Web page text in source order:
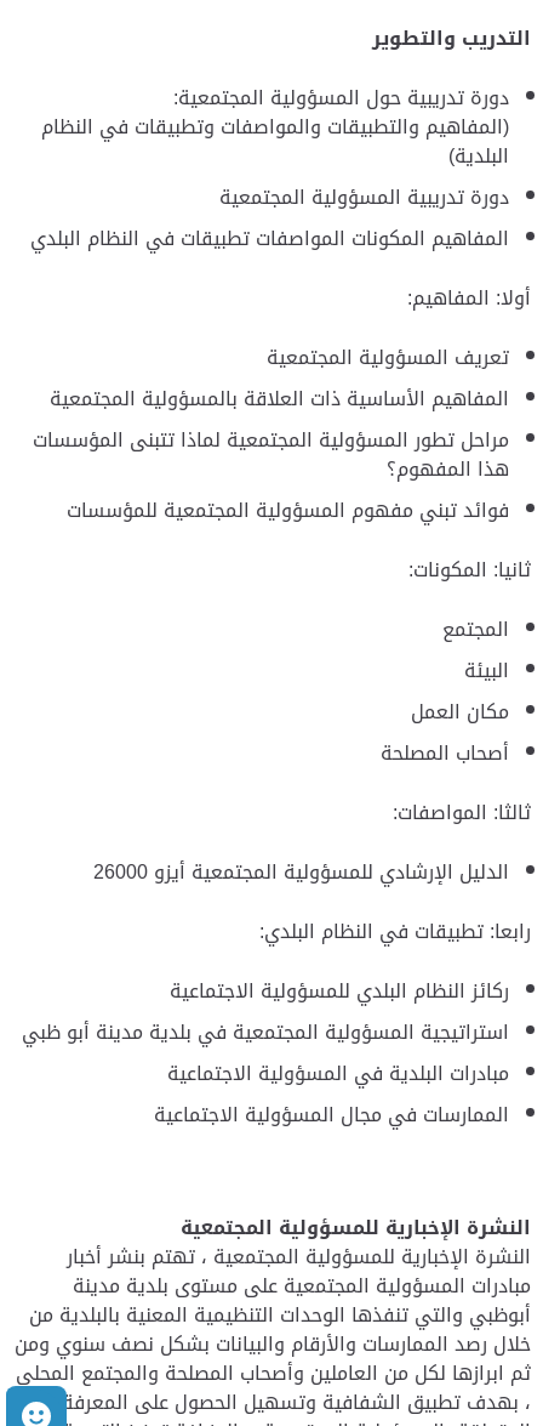
التدريب والتطوير
دورة تدريبية حول المسؤولية المجتمعية:
(المفاهيم والتطبيقات والمواصفات وتطبيقات في النظام
البلدية)
دورة تدريبية المسؤولية المجتمعية
المفاهيم المكونات المواصفات تطبيقات في النظام البلدي
أولا: المفاهيم:
تعريف المسؤولية المجتمعية
المفاهيم الأساسية ذات العلاقة بالمسؤولية المجتمعية
مراحل تطور المسؤولية المجتمعية لماذا تتبنى المؤسسات
هذا المفهوم؟
فوائد تبني مفهوم المسؤولية المجتمعية للمؤسسات
ثانيا: المكونات:
المجتمع
البيئة
مكان العمل
أصحاب المصلحة
ثالثا: المواصفات:
الدليل الإرشادي للمسؤولية المجتمعية أيزو 26000
رابعا: تطبيقات في النظام البلدي:
ركائز النظام البلدي للمسؤولية الاجتماعية
استراتيجية المسؤولية المجتمعية في بلدية مدينة أبو ظبي
مبادرات البلدية في المسؤولية الاجتماعية
الممارسات في مجال المسؤولية الاجتماعية
النشرة الإخبارية للمسؤولية المجتمعية
النشرة الإخبارية للمسؤولية المجتمعية ، تهتم بنشر أخبار
مبادرات المسؤولية المجتمعية على مستوى بلدية مدينة
أبوظبي والتي تنفذها الوحدات التنظيمية المعنية بالبلدية من
خلال رصد الممارسات والأرقام والبيانات بشكل نصف سنوي ومن
ثم ابرازها لكل من العاملين وأصحاب المصلحة والمجتمع المحلي
، بهدف تطبيق الشفافية وتسهيل الحصول على المعرفة